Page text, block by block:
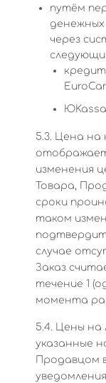
путём
через
5.3. Цена на
изменения
Товара,
сроки
таком
случае
Заказ
течение 1
момента
5.4. Цены на
указанные
Продавцом